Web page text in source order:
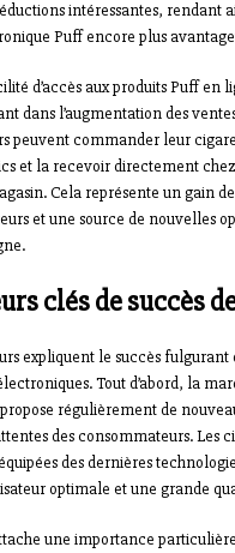
intéressantes, rendant
Puff encore plus
d’accès aux produits Puff en
dans l’augmentation des
peuvent commander leur
et la recevoir directement
Cela représente un gain
et une source de nouvelles
clés de succès
expliquent le succès fulgurant
Tout d’abord, la
régulièrement de
des consommateurs. Les
des dernières
optimale et une grande
une importance particulière